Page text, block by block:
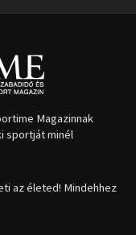
Magazinnak
sportját minél
az életed! Mindehhez